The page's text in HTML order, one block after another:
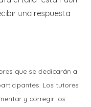
una respuesta
que se dedicarán a
Los tutores
y corregir los